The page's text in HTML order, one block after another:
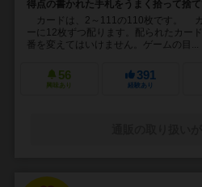
得点の書かれた手札をうまく拾って捨
カードは、2～111の110枚です。 カ
ーに12枚ずつ配ります。配られたカー
番を変えてはいけません。ゲームの目...
56
興味あり
391
経験あり